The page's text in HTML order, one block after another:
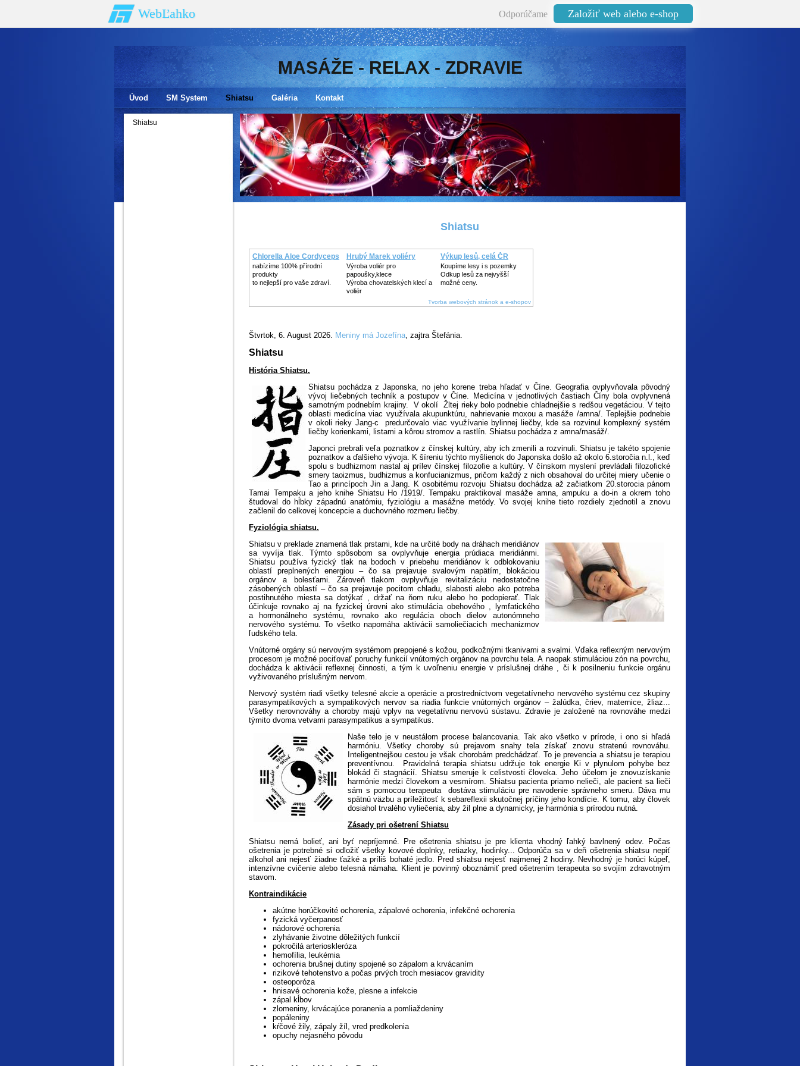
WebĽahko Odporúčame Založiť web alebo e-shop
MASÁŽE - RELAX - ZDRAVIE
Úvod SM System Shiatsu Galéria Kontakt
Shiatsu
Shiatsu
Chlorella Aloe Cordyceps
nabízíme 100% přírodní
produkty
to nejlepší pro vaše zdraví.
Hrubý Marek voliéry
Výroba voliér pro
papoušky,klece
Výroba chovatelských klecí a
voliér
Výkup lesů, celá ČR
Koupíme lesy i s pozemky
Odkup lesů za nejvyšší
možné ceny.
Tvorba webových stránok a e-shopov
Štvrtok, 6. August 2026. Meniny má Jozefína, zajtra Štefánia.
Shiatsu
História Shiatsu.
Shiatsu pochádza z Japonska, no jeho korene treba hľadať v Číne. Geografia ovplyvňovala pôvodný
vývoj liečebných techník a postupov v Číne. Medicína v jednotlivých častiach Číny bola ovplyvnená
samotným podnebím krajiny. V okolí Žltej rieky bolo podnebie chladnejšie s redšou vegetáciou. V tejto
oblasti medicína viac využívala akupunktúru, nahrievanie moxou a masáže /amna/. Teplejšie podnebie
v okoli rieky Jang-c predurčovalo viac využívanie bylinnej liečby, kde sa rozvinul komplexný systém
liečby korienkami, listami a kôrou stromov a rastlín. Shiatsu pochádza z amna/masáž/.
Japonci prebrali veľa poznatkov z čínskej kultúry, aby ich zmenili a rozvinuli. Shiatsu je takéto spojenie
poznatkov a ďalšieho vývoja. K šíreniu týchto myšlienok do Japonska došlo až okolo 6.storočia n.l., keď
spolu s budhizmom nastal aj prílev čínskej filozofie a kultúry. V čínskom myslení prevládali filozofické
smery taoizmus, budhizmus a konfucianizmus, pričom každý z nich obsahoval do určitej miery učenie o
Tao a princípoch Jin a Jang. K osobitému rozvoju Shiatsu dochádza až začiatkom 20.storocia pánom
Tamai Tempaku a jeho knihe Shiatsu Ho /1919/. Tempaku praktikoval masáže amna, ampuku a do-in a okrem toho
študoval do hĺbky západnú anatómiu, fyziológiu a masážne metódy. Vo svojej knihe tieto rozdiely zjednotil a znovu
začlenil do celkovej koncepcie a duchovného rozmeru liečby.
Fyziológia shiatsu.
Shiatsu v preklade znamená tlak prstami, kde na určité body na dráhach meridiánov
sa vyvíja tlak. Týmto spôsobom sa ovplyvňuje energia prúdiaca meridiánmi.
Shiatsu používa fyzický tlak na bodoch v priebehu meridiánov k odblokovaniu
oblastí preplnených energiou – čo sa prejavuje svalovým napätím, blokáciou
orgánov a bolesťami. Zároveň tlakom ovplyvňuje revitalizáciu nedostatočne
zásobených oblastí – čo sa prejavuje pocitom chladu, slabosti alebo ako potreba
postihnutého miesta sa dotýkať , držať na ňom ruku alebo ho podopierať. Tlak
účinkuje rovnako aj na fyzickej úrovni ako stimulácia obehového , lymfatického
a hormonálneho systému, rovnako ako regulácia oboch dielov autonómneho
nervového systému. To všetko napomáha aktivácii samoliečiacich mechanizmov
ľudského tela.
Vnútorné orgány sú nervovým systémom prepojené s kožou, podkožnými tkanivami a svalmi. Vďaka reflexným nervovým
procesom je možné pociťovať poruchy funkcií vnútorných orgánov na povrchu tela. A naopak stimuláciou zón na povrchu,
dochádza k aktivácii reflexnej činnosti, a tým k uvoľneniu energie v príslušnej dráhe , či k posilneniu funkcie orgánu
vyživovaného príslušným nervom.
Nervový systém riadi všetky telesné akcie a operácie a prostredníctvom vegetatívneho nervového systému cez skupiny
parasympatikových a sympatikových nervov sa riadia funkcie vnútorných orgánov – žalúdka, čriev, maternice, žliaz...
Všetky nerovnováhy a choroby majú vplyv na vegetatívnu nervovú sústavu. Zdravie je založené na rovnováhe medzi
týmito dvoma vetvami parasympatikus a sympatikus.
Naše telo je v neustálom procese balancovania. Tak ako všetko v prírode, i ono si hľadá
harmóniu. Všetky choroby sú prejavom snahy tela získať znovu stratenú rovnováhu.
Inteligentnejšou cestou je však chorobám predchádzať. To je prevencia a shiatsu je terapiou
preventívnou. Pravidelná terapia shiatsu udržuje tok energie Ki v plynulom pohybe bez
blokád či stagnácií. Shiatsu smeruje k celistvosti človeka. Jeho účelom je znovuzískanie
harmónie medzi človekom a vesmírom. Shiatsu pacienta priamo nelieči, ale pacient sa lieči
sám s pomocou terapeuta dostáva stimuláciu pre navodenie správneho smeru. Dáva mu
spätnú väzbu a príležitosť k sebareflexii skutočnej príčiny jeho kondície. K tomu, aby človek
dosiahol trvalého vyliečenia, aby žil plne a dynamicky, je harmónia s prírodou nutná.
Zásady pri ošetrení Shiatsu
Shiatsu nemá bolieť, ani byť nepríjemné. Pre ošetrenia shiatsu je pre klienta vhodný ľahký bavlnený odev. Počas
ošetrenia je potrebné si odložiť všetky kovové doplnky, retiazky, hodinky... Odporúča sa v deň ošetrenia shiatsu nepiť
alkohol ani nejesť žiadne ťažké a príliš bohaté jedlo. Pred shiatsu nejesť najmenej 2 hodiny. Nevhodný je horúci kúpeľ,
intenzívne cvičenie alebo telesná námaha. Klient je povinný oboznámiť pred ošetrením terapeuta so svojím zdravotným
stavom.
Kontraindikácie
akútne horúčkovité ochorenia, zápalové ochorenia, infekčné ochorenia
fyzická vyčerpanosť
nádorové ochorenia
zlyhávanie životne dôležitých funkcií
pokročilá arterioskleróza
hemofília, leukémia
ochorenia brušnej dutiny spojené so zápalom a krvácaním
rizikové tehotenstvo a počas prvých troch mesiacov gravidity
osteoporóza
hnisavé ochorenia kože, plesne a infekcie
zápal kĺbov
zlomeniny, krvácajúce poranenia a pomliaždeniny
popáleniny
kŕčové žily, zápaly žíl, vred predkolenia
opuchy nejasného pôvodu